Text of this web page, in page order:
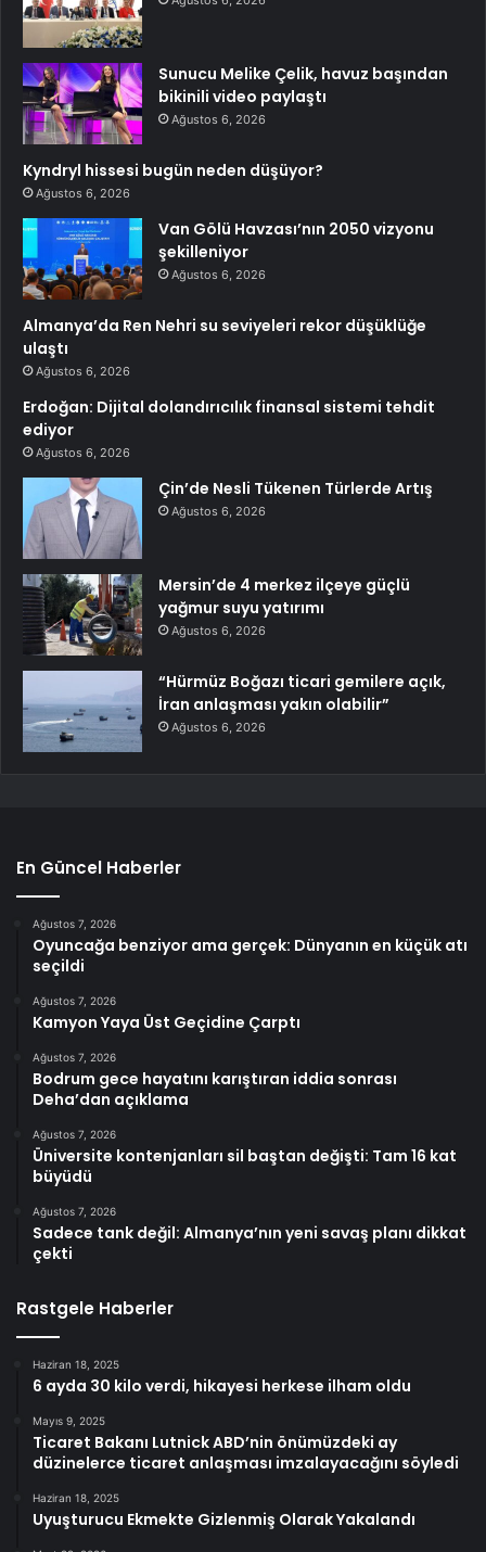
Sunucu Melike Çelik, havuz başından
bikinili video paylaştı
Ağustos 6, 2026
Kyndryl hissesi bugün neden düşüyor?
Ağustos 6, 2026
Van Gölü Havzası’nın 2050 vizyonu
şekilleniyor
Ağustos 6, 2026
Almanya’da Ren Nehri su seviyeleri rekor düşüklüğe
ulaştı
Ağustos 6, 2026
Erdoğan: Dijital dolandırıcılık finansal sistemi tehdit
ediyor
Ağustos 6, 2026
Çin’de Nesli Tükenen Türlerde Artış
Ağustos 6, 2026
Mersin’de 4 merkez ilçeye güçlü
yağmur suyu yatırımı
Ağustos 6, 2026
“Hürmüz Boğazı ticari gemilere açık,
İran anlaşması yakın olabilir”
Ağustos 6, 2026
En Güncel Haberler
Ağustos 7, 2026
Oyuncağa benziyor ama gerçek: Dünyanın en küçük atı
seçildi
Ağustos 7, 2026
Kamyon Yaya Üst Geçidine Çarptı
Ağustos 7, 2026
Bodrum gece hayatını karıştıran iddia sonrası
Deha’dan açıklama
Ağustos 7, 2026
Üniversite kontenjanları sil baştan değişti: Tam 16 kat
büyüdü
Ağustos 7, 2026
Sadece tank değil: Almanya’nın yeni savaş planı dikkat
çekti
Rastgele Haberler
Haziran 18, 2025
6 ayda 30 kilo verdi, hikayesi herkese ilham oldu
Mayıs 9, 2025
Ticaret Bakanı Lutnick ABD’nin önümüzdeki ay
düzinelerce ticaret anlaşması imzalayacağını söyledi
Haziran 18, 2025
Uyuşturucu Ekmekte Gizlenmiş Olarak Yakalandı